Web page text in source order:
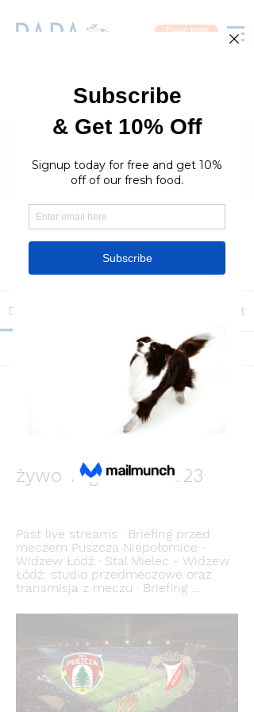
Fresh food
Groups
RaraPetcare Group
Public · 396 members
Join
Discussion About
December 11, 2023
Puszcza Widzew na
żywo 11 grudnia 2023
Past live streams · Briefing przed
meczem Puszcza Niepołomice -
Widzew Łódź · Stal Mielec - Widzew
Łódź: studio przedmeczowe oraz
transmisja z meczu · Briefing ...